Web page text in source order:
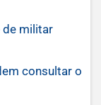
de militar
consultar o